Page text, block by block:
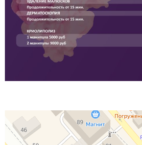
Никалазер
Салон красоты в Новороссийске